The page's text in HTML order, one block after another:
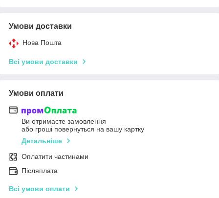
Умови доставки
Нова Пошта
Всі умови доставки
Умови оплати
Ви отримаєте замовлення
або гроші повернуться на вашу картку
Детальніше
Оплатити частинами
Післяплата
Всі умови оплати